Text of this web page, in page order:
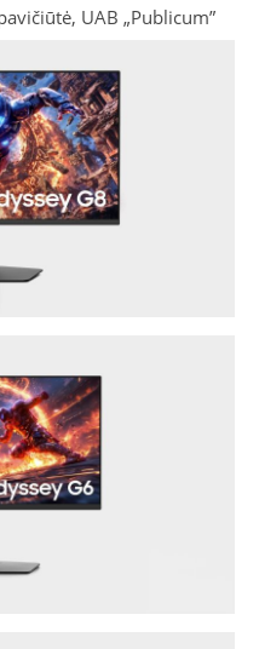
UAB „Publicum”